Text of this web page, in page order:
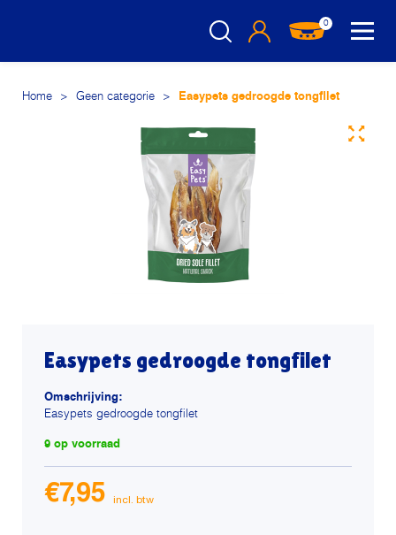
0
Home > Geen categorie > Easypets gedroogde tongfilet
Easypets gedroogde tongfilet
Omschrijving:
Easypets gedroogde tongfilet
9 op voorraad
€7,95